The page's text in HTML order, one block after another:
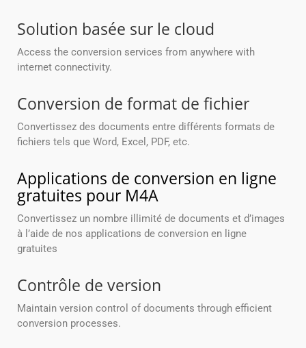
Solution basée sur le cloud
Access the conversion services from anywhere with
internet connectivity.
Conversion de format de fichier
Convertissez des documents entre différents formats de
fichiers tels que Word, Excel, PDF, etc.
Applications de conversion en ligne
gratuites pour M4A
Convertissez un nombre illimité de documents et d’images
à l’aide de nos applications de conversion en ligne
gratuites
Contrôle de version
Maintain version control of documents through efficient
conversion processes.